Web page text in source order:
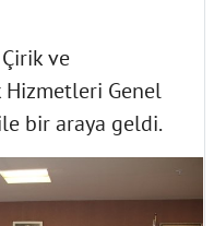
ve
Hizmetleri Genel
bir araya geldi.